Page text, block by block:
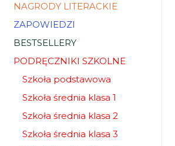
NAGRODY LITERACKIE
ZAPOWIEDZI
BESTSELLERY
PODRĘCZNIKI SZKOLNE
Szkoła podstawowa
Szkoła średnia klasa 1
Szkoła średnia klasa 2
Szkoła średnia klasa 3